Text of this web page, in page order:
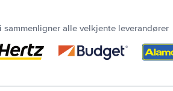
sammenligner alle velkjente leverandører